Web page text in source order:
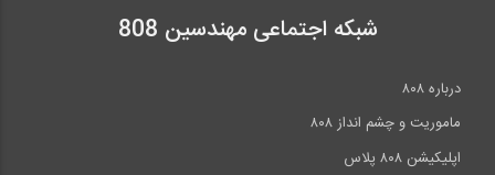
شبکه اجتماعی مهندسین 808
درباره ۸۰۸
ماموریت و چشم انداز ۸۰۸
اپلیکیشن ۸۰۸ پلاس